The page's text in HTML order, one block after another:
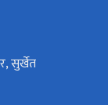
सुर्खेत